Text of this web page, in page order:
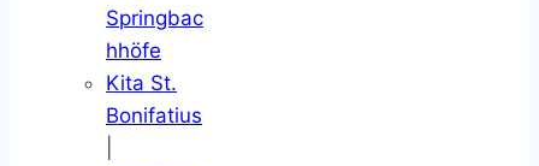
Springbac
hhöfe
Kita St.
Bonifatius